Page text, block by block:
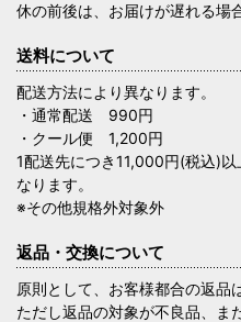
休の前後は、お届けが遅れる場
送料について
配送方法により異なります。
・通常配送 990円
・クール便 1,200円
1配送先につき11,000円(税込)
なります。
※その他規格外対象外
返品・交換について
原則として、お客様都合の返品
ただし返品の対象が不良品、ま